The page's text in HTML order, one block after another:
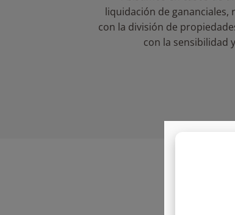
liquidación de
con la división de
con la sensibilidad